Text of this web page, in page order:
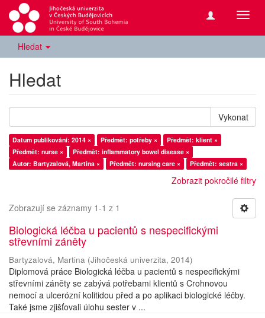
Hledat
Hledat
Vykonat
Datum publikování: 2014 × Předmět: potřeby ×
Předmět: klient ×
Předmět: nurse ×
Předmět: inflammatory bowel disease ×
Autor: Bartyzalová, Martina ×
Předmět: nursing care × Předmět: sestra ×
Zobrazit pokročilé filtry
Zobrazují se záznamy 1-1 z 1
Biologická léčba u pacientů s nespecifickými
střevními záněty
Bartyzalová, Martina (Jihočeská univerzita, 2014)
Diplomová práce Biologická léčba u pacientů s nespecifickými
střevními záněty se zabývá potřebami klientů s Crohnovou
nemocí a ulcerózní kolitidou před a po aplikaci biologické léčby.
Také jsme zjišťovali úlohu sester v ...